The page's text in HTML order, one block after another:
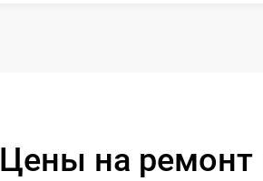
Цены на ремонт